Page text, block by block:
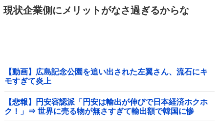
現状企業側にメリットがなさ過ぎるからな
【動画】広島記念公園を追い出された左翼さん、流石にキ
モすぎて炎上
【悲報】円安容認派「円安は輸出が伸びで日本経済ホクホ
ク！」⇒ 世界に売る物が無さすぎて輸出額で韓国に惨
敗・・・